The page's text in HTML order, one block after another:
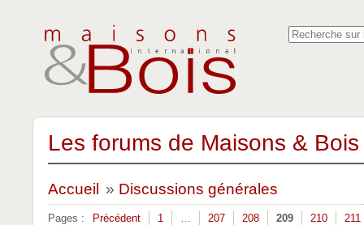
Les forums de Maisons &
Accueil » Discussions générales
Pages : Précédent 1 … 207 208 209 210 211